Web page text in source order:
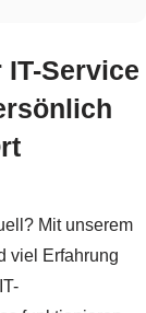
Service
Mit unserem
viel Erfahrung